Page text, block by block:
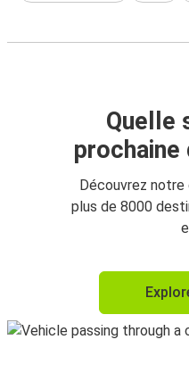
Quelle
prochaine
Découvrez notre
plus de 8000